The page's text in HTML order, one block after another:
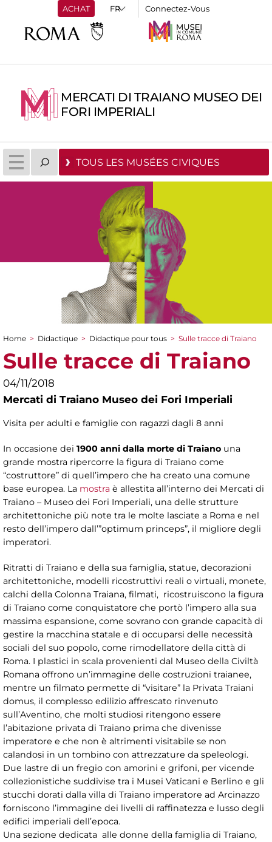
ACHAT Connectez-Vous
MERCATI DI TRAIANO MUSEO DEI
FORI IMPERIALI
TOUS LES MUSÉES CIVIQUES
You are here
Home > Didactique > Didactique pour tous > Sulle tracce di Traiano
Sulle tracce di Traiano
04/11/2018
Mercati di Traiano Museo dei Fori Imperiali
Visita per adulti e famiglie con ragazzi dagli 8 anni
In occasione dei 1900 anni dalla morte di Traiano una
grande mostra ripercorre la figura di Traiano come
“costruttore” di quell’impero che ha creato una comune
base europea. La mostra è allestita all’interno dei Mercati di
Traiano – Museo dei Fori Imperiali, una delle strutture
architettoniche più note tra le molte lasciate a Roma e nel
resto dell’impero dall’”optimum princeps”, il migliore degli
imperatori.
Ritratti di Traiano e della sua famiglia, statue, decorazioni
architettoniche, modelli ricostruttivi reali o virtuali, monete,
calchi della Colonna Traiana, filmati, ricostruiscono la figura
di Traiano come conquistatore che portò l’impero alla sua
massima espansione, come sovrano con grande capacità di
gestire la macchina statale e di occuparsi delle necessità
sociali del suo popolo, come rimodellatore della città di
Roma. I plastici in scala provenienti dal Museo della Civiltà
Romana offrono un’immagine delle costruzioni traianee,
mentre un filmato permette di “visitare” la Privata Traiani
domus, il complesso edilizio affrescato rinvenuto
sull’Aventino, che molti studiosi ritengono essere
l’abitazione privata di Traiano prima che divenisse
imperatore e che non è altrimenti visitabile se non
calandosi in un tombino con attrezzature da speleologi.
Due lastre di un fregio con amorini e grifoni, per vicende
collezionistiche suddivise tra i Musei Vaticani e Berlino e gli
stucchi dorati dalla villa di Traiano imperatore ad Arcinazzo
forniscono l’immagine dei livelli di raffinatezza e lusso degli
edifici imperiali dell’epoca.
Una sezione dedicata alle donne della famiglia di Traiano,